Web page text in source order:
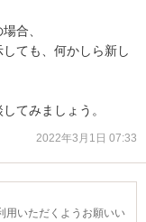
合、
ても、何かしら新し
てみましょう。
2022年3月1日 07:33
用いただくようお願いい